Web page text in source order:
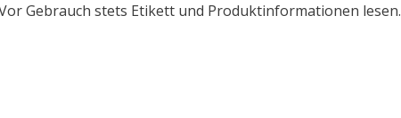
Gebrauch stets Etikett und Produktinformationen lesen.